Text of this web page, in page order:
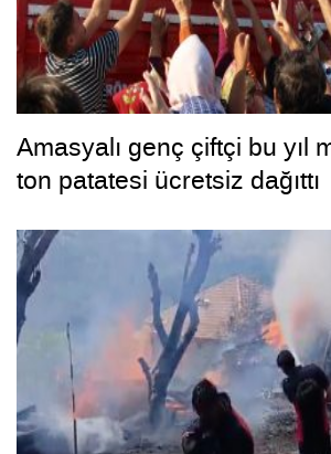
Amasyalı genç çiftçi bu yıl
ton patatesi ücretsiz dağıttı